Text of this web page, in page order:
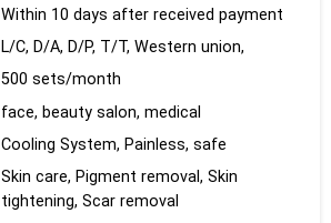
Within 10 days after received payment
L/C, D/A, D/P, T/T, Western union,
500 sets/month
face, beauty salon, medical
Cooling System, Painless, safe
Skin care, Pigment removal, Skin
tightening, Scar removal